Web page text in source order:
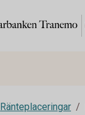
Ränteplaceringar